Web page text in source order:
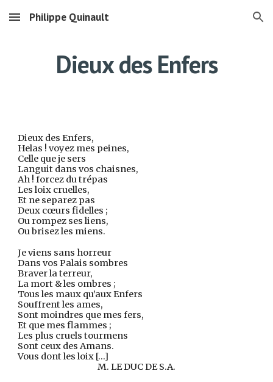
Skip to main content Skip to navigation
Philippe Quinault
Dieux des Enfers
Dieux des Enfers,
Helas ! voyez mes peines,
Celle que je sers
Languit dans vos chaisnes,
Ah ! forcez du trépas
Les loix cruelles,
Et ne separez pas
Deux cœurs fidelles ;
Ou rompez ses liens,
Ou brisez les miens.
Je viens sans horreur
Dans vos Palais sombres
Braver la terreur,
La mort & les ombres ;
Tous les maux qu’aux Enfers
Souffrent les ames,
Sont moindres que mes fers,
Et que mes flammes ;
Les plus cruels tourmens
Sont ceux des Amans.
Vous dont les loix […]
M. LE DUC DE S.A.